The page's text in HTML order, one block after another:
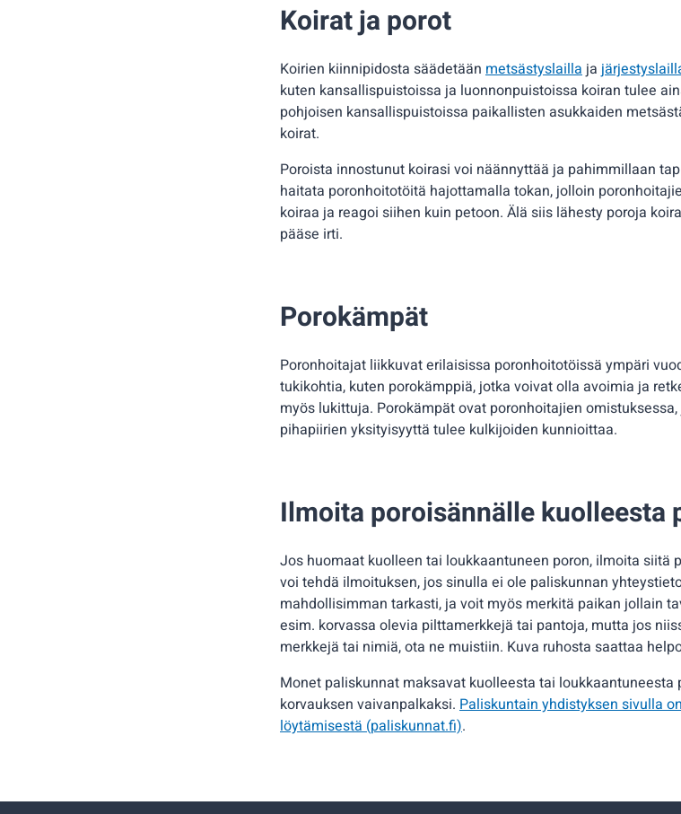
Koirat ja porot
Koirien kiinnipidosta säädetään metsästyslailla ja
kuten kansallispuistoissa ja luonnonpuistoissa koiran tulee
pohjoisen kansallispuistoissa paikallisten asukkaiden
koirat.
Poroista innostunut koirasi voi näännyttää ja pahimmillaan
haitata poronhoitotöitä hajottamalla tokan, jolloin
koiraa ja reagoi siihen kuin petoon. Älä siis lähesty poroja
pääse irti.
Porokämpät
Poronhoitajat liikkuvat erilaisissa poronhoitotöissä ympäri
tukikohtia, kuten porokämppiä, jotka voivat olla avoimia ja
myös lukittuja. Porokämpät ovat poronhoitajien
pihapiirien yksityisyyttä tulee kulkijoiden kunnioittaa.
Ilmoita poroisännälle kuolleesta
Jos huomaat kuolleen tai loukkaantuneen poron, ilmoita siitä
voi tehdä ilmoituksen, jos sinulla ei ole paliskunnan
mahdollisimman tarkasti, ja voit myös merkitä paikan jollain
esim. korvassa olevia pilttamerkkejä tai pantoja, mutta jos
merkkejä tai nimiä, ota ne muistiin. Kuva ruhosta saattaa
Monet paliskunnat maksavat kuolleesta tai
korvauksen vaivanpalkaksi. Paliskuntain yhdistyksen sivulla
löytämisestä (paliskunnat.fi).